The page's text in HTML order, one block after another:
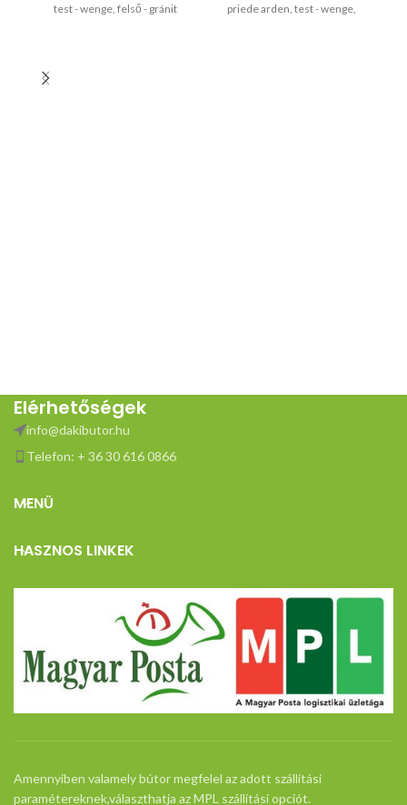
test - wenge, felső - gránit
priede arden, test - wenge,
Elérhetőségek
info@dakibutor.hu
Telefon: + 36 30 616 0866
MENÜ
HASZNOS LINKEK
Amennyiben valamely bútor megfelel az adott szállítási
paramétereknek,választhatja az MPL szállítási opciót.